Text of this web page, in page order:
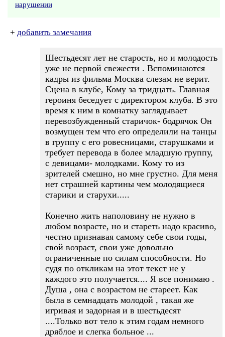
нарушении
+ добавить замечания
Шестьдесят лет не старость, но и молодость
уже не первой свежести . Вспоминаются
кадры из фильма Москва слезам не верит.
Сцена в клубе, Кому за тридцать. Главная
героиня беседует с директором клуба. В это
время к ним в комнатку заглядывает
перевозбужденный старичок- бодрячок Он
возмущен тем что его определили на танцы
в группу с его ровесницами, старушками и
требует перевода в более младшую группу,
с девицами- молодками. Кому то из
зрителей смешно, но мне грустно. Для меня
нет страшней картины чем молодящиеся
старики и старухи.....
Конечно жить наполовину не нужно в
любом возрасте, но и стареть надо красиво,
честно признавая самому себе свои годы,
свой возраст, свои уже довольно
ограниченные по силам способности. Но
судя по откликам на этот текст не у
каждого это получается.... Я все понимаю .
Душа , она с возрастом не стареет. Как
была в семнадцать молодой , такая же
игривая и задорная и в шестьдесят
....Только вот тело к этим годам немного
дряблое и слегка больное ...